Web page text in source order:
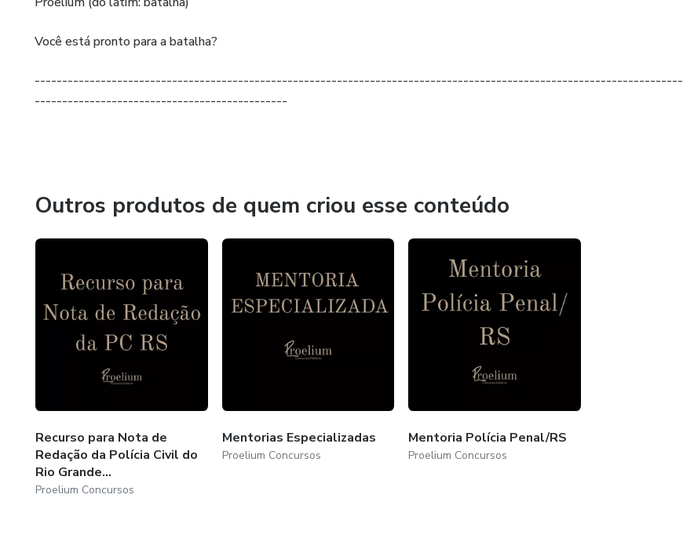
Você está pronto para a batalha?
----------------------------------------------------------------------------------------------------------------------
----------------------------------------------
Outros produtos de quem criou esse conteúdo
Recurso para Nota de
Redação da Polícia Civil do
Rio Grande...
Proelium Concursos
Mentorias Especializadas
Proelium Concursos
Mentoria Polícia Penal/RS
Proelium Concursos